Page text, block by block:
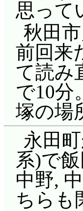
思って
秋田
前回来
て読み
で10分
塚の場
永田
系)で
中野,
ちらも